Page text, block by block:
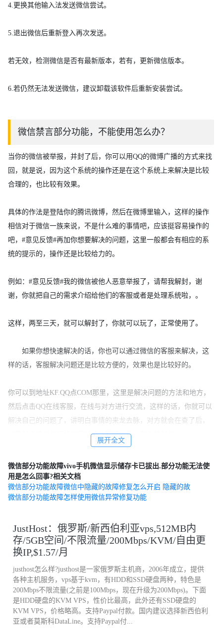
4.更换其他输入法发送微信尝试。
5.退出微信后重新登入再次发送。
若无效，检测微信是否有最新版本，若有，更新微信版本。
6.若仍然无法发送微信，建议卸载该软件后重新安装尝试。
微信禁言部分功能，不能使用怎么办？
当你的微信被举报，并封了后，你可以用QQ的微博广播的方式来找
回，就是说，因为这个系统的操作还是在这个系统上来解决是比较
合理的，也比较有效果。
具体的作法是登陆你的腾讯微博，然后在微博里输入，这样的操作
相信对于微信一族来说，不是什么难的事情吧，应该挺容易操作的
吧，#意见反馈#再加你想要解决的问题，这里一般都会有相应的系
统的提示的，操作还是比较给力的。
例如：#意见反馈#我的微信被他人恶意举报了，请帮我解封，谢
谢，你就把自己的需求介绍给他们的客服或者是处理系统啦，。
这样，两至三天，就可以解封了，你就可以玩了，正常使用了。
如果你想快速解决的话，你也可以通过微信的客服来解决，这
样的话，客服解决问题还是比较方便的，效果也是比较好的。
你可以到地址KF.QQ点COM那里，这里是解决问题的方法和地方，
然后点击QQ在线客服，在线与对方进行交流，这样的话，你就可以
解决自己的问题了，讲明白事情的来龙去脉，对方就会在查了后，
如果对方把你的相关的问题给处理了以后，帮你解封的
vivo手机微信显示储存卡已拔出.部分功能无法使
用是怎么回事?
1. 微信部分数据是存储在SD卡上的，拔出SD卡会导致部分功能无法
2. 手机在连接电脑开启USB大容量存储模式后，手机程序是无法访
问手机的U盘的，建议断开USB大容量存储模式再试试。
3. SD卡芯片有赃物，或是SD卡卡槽弹片接触问题，可以尝试先将
SD卡拔出，清洁一下SD的接口重装，后重启手机试试，如果还是不
能识别，可以将SD卡装到其他手机上试试，以断定是手机端故障还
是SD卡故障。
展开全文
微信部分功能故障vivo手机微信显示储存卡已拔出.部分功能无法使
用是怎么回事?相关文档
微信部分功能故障微信中隐藏的故障修复怎么开启 隐藏的故
微信部分功能故障怎样使用微信异常修复功能
JustHost：俄罗斯/新西伯利亚vps,512MB内
存/5GB空间/不限流量/200Mbps/KVM/自由更
换IP,$1.57/月
justhost怎么样?justhost是一家俄罗斯主机商，2006年成立，提供
各种主机服务，vps基于kvm，有HDD和SSD硬盘两种，特色是
200Mbps不限流量(之前是100Mbps，现在升级为200Mbps)。下面
是HDD硬盘的KVM VPS，性价比最高，此外还有SSD硬盘的
KVM VPS，价格略高。支持Paypal付款。国内建议选择新西伯利
亚或者莫斯科DataLine。支持Paypal付...